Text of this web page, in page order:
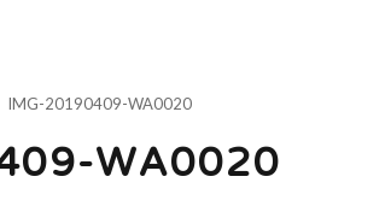
IMG-20190409-WA0020
WA0020